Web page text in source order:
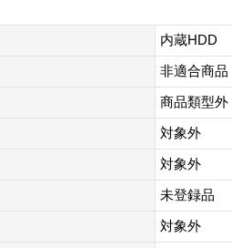
内蔵HDD
非適合商品
商品類型外
対象外
対象外
未登録品
対象外